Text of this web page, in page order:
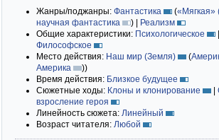
Жанры/поджанры: Фантастика («Мягкая»
научная фантастика
) | Реализм
Общие характеристики: Психологическое |
Философское
Место действия: Наш мир (Земля) (
Америка
))
Время действия: Близкое будущее
Сюжетные ходы: Клоны и клонирование |
взросление героя
Линейность сюжета: Линейный
Возраст читателя: Любой